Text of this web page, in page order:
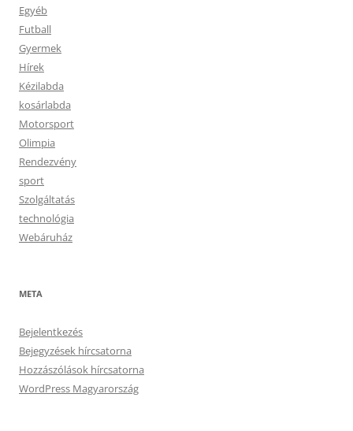
Egyéb
Futball
Gyermek
Hírek
Kézilabda
kosárlabda
Motorsport
Olimpia
Rendezvény
sport
Szolgáltatás
technológia
Webáruház
META
Bejelentkezés
Bejegyzések hírcsatorna
Hozzászólások hírcsatorna
WordPress Magyarország